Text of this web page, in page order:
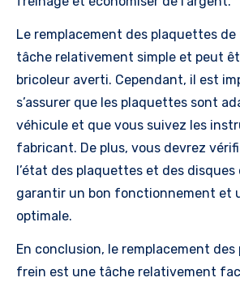
Le remplacement des plaquettes
tâche relativement simple et peut
bricoleur averti. Cependant, il est
s’assurer que les plaquettes sont
véhicule et que vous suivez les
fabricant. De plus, vous devrez
l’état des plaquettes et des
garantir un bon fonctionnement et
optimale.
En conclusion, le remplacement
frein est une tâche relativement